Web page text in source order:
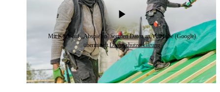
Mit Klick auf „Abspielen" werden Daten an YouTube (Google)
übermittelt.Datenschutzerklärung